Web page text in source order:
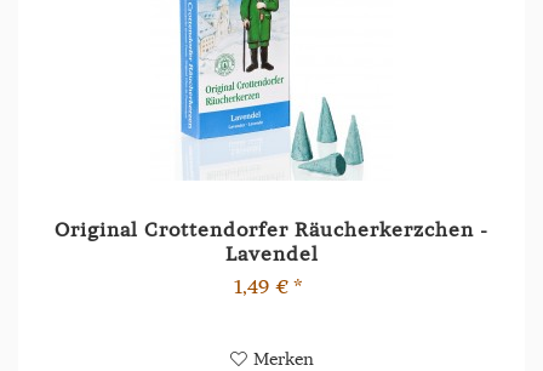
Original Crottendorfer Räucherkerzchen -
Lavendel
1,49 € *
Merken